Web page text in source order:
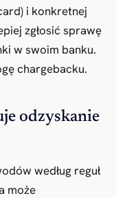
i konkretnej
zgłosić sprawę
w swoim banku.
chargebacku.
odzyskanie
według reguł
może